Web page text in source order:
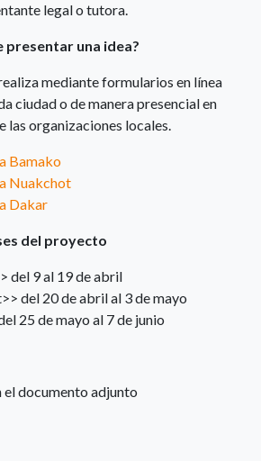
legal o tutora.
presentar una idea?
mediante formularios en línea
ciudad o de manera presencial en
las organizaciones locales.
Bamako
Nuakchot
Dakar
del proyecto
del 9 al 19 de abril
del 20 de abril al 3 de mayo
25 de mayo al 7 de junio
documento adjunto